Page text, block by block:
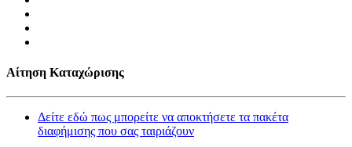
Αίτηση Καταχώρισης
Δείτε εδώ πως μπορείτε να αποκτήσετε τα πακέτα
διαφήμισης που σας ταιριάζουν